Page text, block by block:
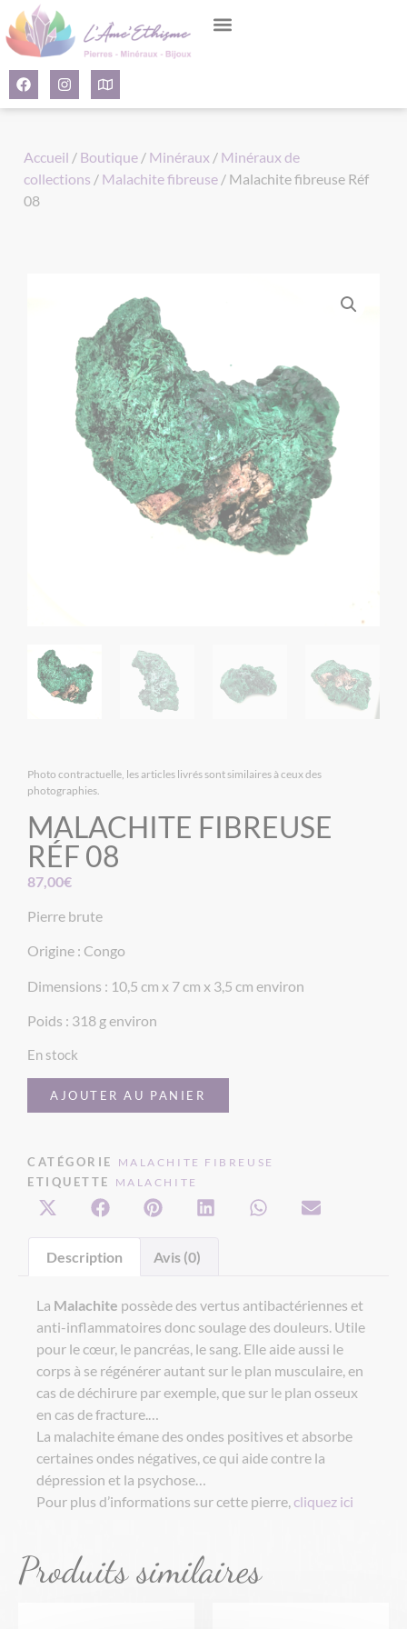
Accueil / Boutique / Minéraux / Minéraux de
collections / Malachite fibreuse / Malachite fibreuse Réf
08
Photo contractuelle, les articles livrés sont similaires à ceux des
photographies.
MALACHITE FIBREUSE
RÉF 08
87,00€
Pierre brute
Origine : Congo
Dimensions : 10,5 cm x 7 cm x 3,5 cm environ
Poids : 318 g environ
En stock
AJOUTER AU PANIER
CATÉGORIE MALACHITE FIBREUSE
ETIQUETTE MALACHITE
Description Avis (0)
La Malachite possède des vertus antibactériennes et
anti-inflammatoires donc soulage des douleurs. Utile
pour le cœur, le pancréas, le sang. Elle aide aussi le
corps à se régénérer autant sur le plan musculaire, en
cas de déchirure par exemple, que sur le plan osseux
en cas de fracture.…
La malachite émane des ondes positives et absorbe
certaines ondes négatives, ce qui aide contre la
dépression et la psychose…
Pour plus d’informations sur cette pierre,cliquez ici
Produits similaires
Panneau de gestion des cookies